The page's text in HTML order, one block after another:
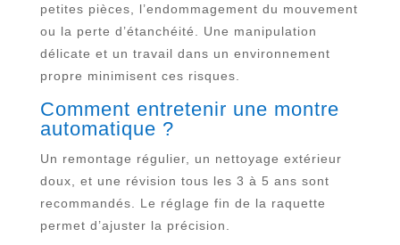
petites pièces, l’endommagement du mouvement
ou la perte d’étanchéité. Une manipulation
délicate et un travail dans un environnement
propre minimisent ces risques.
Comment entretenir une montre
automatique ?
Un remontage régulier, un nettoyage extérieur
doux, et une révision tous les 3 à 5 ans sont
recommandés. Le réglage fin de la raquette
permet d’ajuster la précision.